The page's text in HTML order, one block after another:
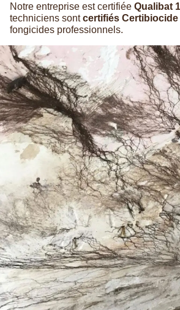
Notre entreprise est certifiée Qualibat
techniciens sontcertifiés Certibiocide
fongicides professionnels.